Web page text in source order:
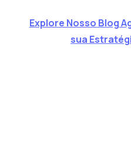
Explore Nosso Blog
sua